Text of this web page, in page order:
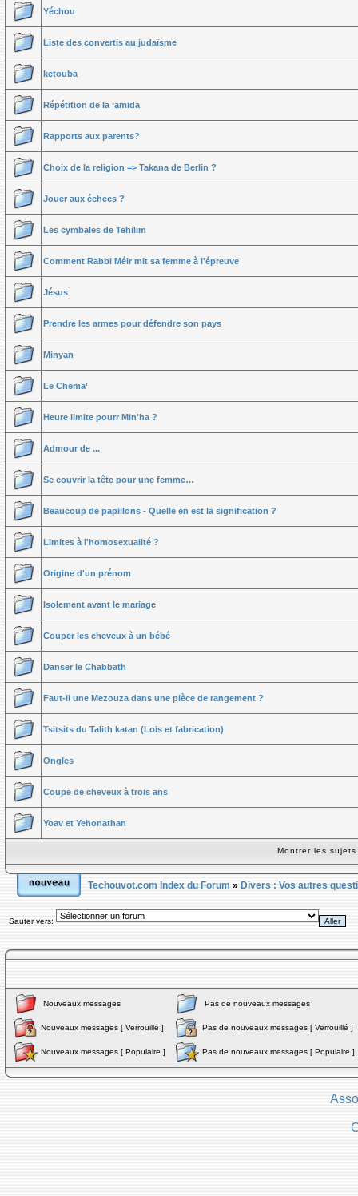
Yéchou
Liste des convertis au judaïsme
ketouba
Répétition de la ‘amida
Rapports aux parents?
Choix de la religion => Takana de Berlin ?
Jouer aux échecs ?
Les cymbales de Tehilim
Comment Rabbi Méir mit sa femme à l'épreuve
Jésus
Prendre les armes pour défendre son pays
Minyan
Le Chema’
Heure limite pourr Min'ha ?
Admour de ...
Se couvrir la tête pour une femme…
Beaucoup de papillons - Quelle en est la signification ?
Limites à l'homosexualité ?
Origine d'un prénom
Isolement avant le mariage
Couper les cheveux à un bébé
Danser le Chabbath
Faut-il une Mezouza dans une pièce de rangement ?
Tsitsits du Talith katan (Lois et fabrication)
Ongles
Coupe de cheveux à trois ans
Yoav et Yehonathan
Montrer les
Techouvot.com Index du Forum » Divers : Vos autres
Sauter vers:
Nouveaux messages Pas de nouveaux messages
Nouveaux messages [ Verrouillé ] Pas de nouveaux messages [ Verrouillé ]
Nouveaux messages [ Populaire ] Pas de nouveaux messages [ Populaire ]